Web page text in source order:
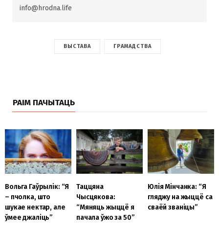
info@hrodna.life
ВЫСТАВА ГРАМАДСТВА
РАІМ ПАЧЫТАЦЬ
Вольга Гаўрылік: “Я
– пчолка, што
шукае нектар, але
ўмее джаліць”
Таццяна
Чысцякова:
“Мяняць жыццё я
пачала ўжо за 50”
Юлія Мінчанка: “Я
гляджу на жыццё са
сваёй званіцы”